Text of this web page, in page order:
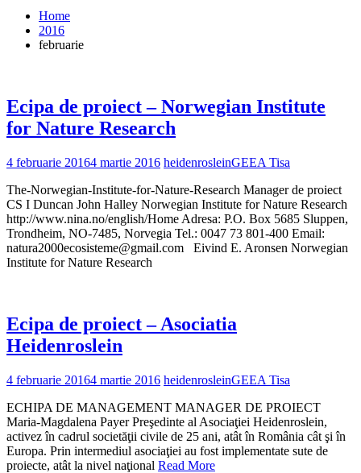
Home
2016
februarie
Ecipa de proiect – Norwegian Institute
for Nature Research
4 februarie 20164 martie 2016 heidenrosleinGEEA Tisa
The-Norwegian-Institute-for-Nature-Research Manager de proiect
CS I Duncan John Halley Norwegian Institute for Nature Research
http://www.nina.no/english/Home Adresa: P.O. Box 5685 Sluppen,
Trondheim, NO-7485, Norvegia Tel.: 0047 73 801-400 Email:
natura2000ecosisteme@gmail.com Eivind E. Aronsen Norwegian
Institute for Nature Research
Ecipa de proiect – Asociatia
Heidenroslein
4 februarie 20164 martie 2016 heidenrosleinGEEA Tisa
ECHIPA DE MANAGEMENT MANAGER DE PROIECT
Maria-Magdalena Payer Preşedinte al Asociaţiei Heidenroslein,
activez în cadrul societăţii civile de 25 ani, atât în România cât şi în
Europa. Prin intermediul asociaţiei au fost implementate sute de
proiecte, atât la nivel naţional Read More